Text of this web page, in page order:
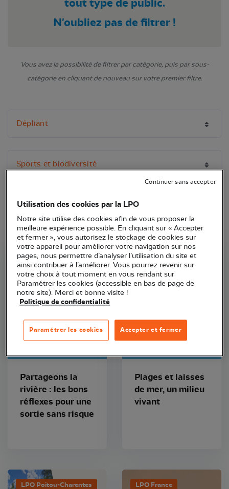
tout type de public.
N'oubliez pas de filtrer !
Vous avez la possibilité de filtrer par catégorie, puis par sous-
catégorie en cliquant de nouveau sur votre premier filtre.
LPO France
Partageons la
rivière : les bons
réflexes pour une
sortie sans risque
LPO Poitou-Charentes
Plages et laisses
de mer, un milieu
vivant
LPO Poitou-Charentes LPO France
Utilisation des cookies par la LPO
Notre site utilise des cookies afin de vous proposer la
meilleure expérience possible. En cliquant sur « Accepter
et fermer », vous autorisez le stockage de cookies sur
votre appareil pour améliorer votre navigation sur nos
pages, nous permettre d’analyser l’utilisation du site et
ainsi contribuer à l’améliorer. Vous pourrez revenir sur
votre choix à tout moment en vous rendant sur
Paramétrer les cookies (accessible en bas de page de
notre site). Merci et bonne visite !
Politique de confidentialité
Accepter et fermer
Paramétrer les cookies
Continuer sans accepter